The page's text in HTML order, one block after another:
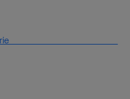
de serie